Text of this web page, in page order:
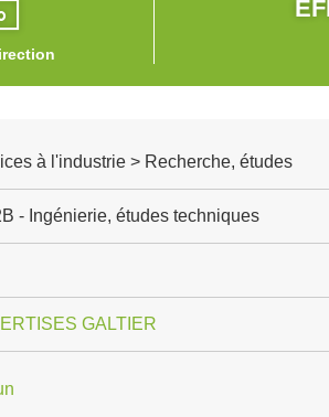
à l'industrie > Recherche, études
- Ingénierie, études techniques
GALTIER